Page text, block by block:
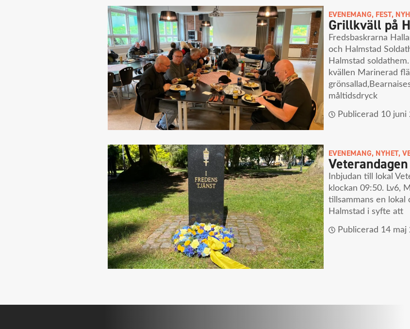
EVENEMANG, FEST,
Grillkväll på
Fredsbaskrarna
och Halmstad
Halmstad
kvällen Marinerad
måltidsdryck
Publicerad 10 juni
EVENEMANG, NYHET,
Inbjudan till lokal
klockan 09:50. Lv6,
tillsammans en
Halmstad i syfte att
Publicerad 14 maj